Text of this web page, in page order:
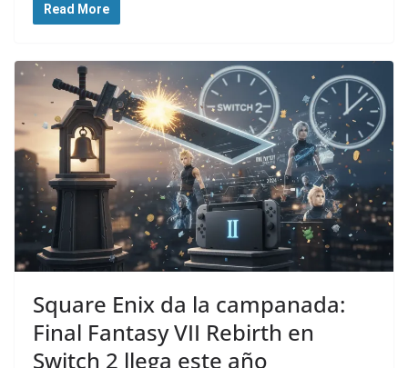
Read More
Square Enix da la campanada:
Final Fantasy VII Rebirth en
Switch 2 llega este año